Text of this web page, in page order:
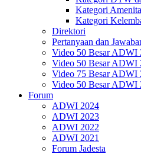
Kategori
Kategori
Direktori
Pertanyaan dan
Video 50 Besar ADWI
Video 50 Besar ADWI
Video 75 Besar ADWI
Video 50 Besar ADWI
Forum
ADWI 2024
ADWI 2023
ADWI 2022
ADWI 2021
Forum Jadesta